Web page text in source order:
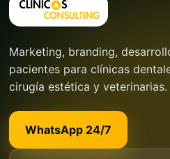
Marketing, branding,
pacientes para clínicas
cirugía estética y veterinarias.
WhatsApp 24/7